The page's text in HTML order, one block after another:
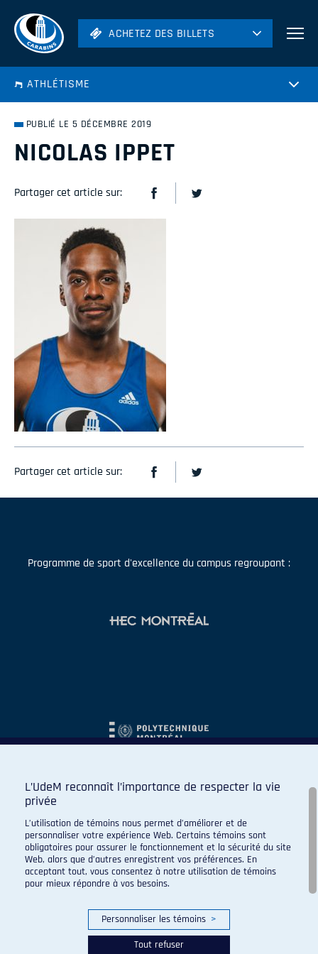
ACHETEZ DES BILLETS
ACHETEZ DES BILLETS
ATHLÉTISME
PUBLIÉ LE 5 DÉCEMBRE 2019
NICOLAS IPPET
Partager cet article sur:
Partager cet article sur:
Programme de sport d'excellence du campus regroupant :
L’UdeM reconnaît l’importance de respecter la vie
privée
L’utilisation de témoins nous permet d’améliorer et de
personnaliser votre expérience Web. Certains témoins sont
obligatoires pour assurer le fonctionnement et la sécurité du site
Web, alors que d’autres enregistrent vos préférences. En
acceptant tout, vous consentez à notre utilisation de témoins
pour mieux répondre à vos besoins.
Personnaliser les témoins >
Tout refuser